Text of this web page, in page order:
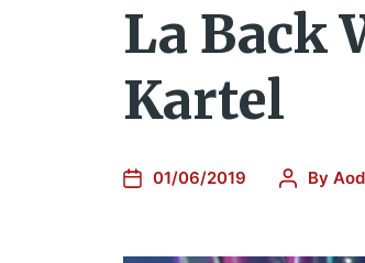
La Back
Kartel
01/06/2019 By